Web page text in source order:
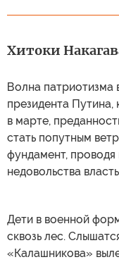
Хитоки
Волна патриотизма
президента Путина,
в марте,
стать попутным
фундамент,
недовольства
Дети в военной
сквозь лес.
«Калашникова»